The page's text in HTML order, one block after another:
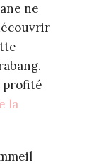
ne
profité
la